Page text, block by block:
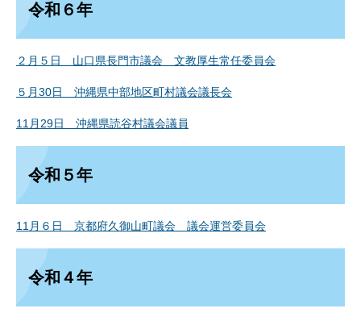
令和６年
２月５日 山口県長門市議会 文教厚生常任委員会
５月30日 沖縄県中部地区町村議会議長会
11月29日 沖縄県読谷村議会議員
令和５年
11月６日 京都府久御山町議会 議会運営委員会
令和４年